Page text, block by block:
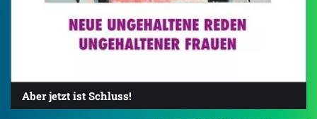
Aber jetzt ist Schluss!